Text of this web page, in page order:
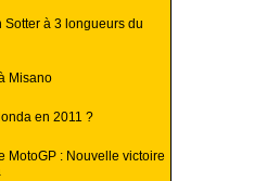
Sotter à 3 longueurs du
Misano
en 2011 ?
MotoGP : Nouvelle victoire